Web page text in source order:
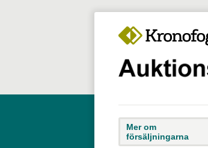
Mer om
försäljningarna